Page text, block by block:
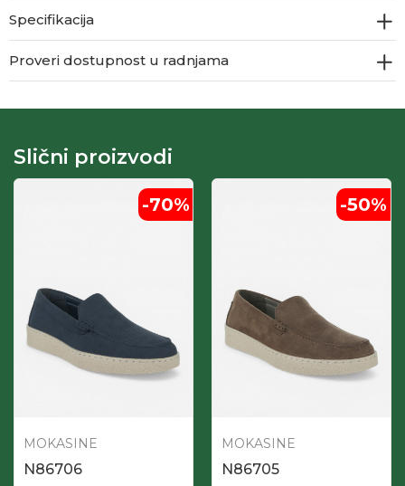
Specifikacija
Proveri dostupnost u radnjama
Slični proizvodi
-70%
MOKASINE
N86706
-50%
MOKASINE
N86705